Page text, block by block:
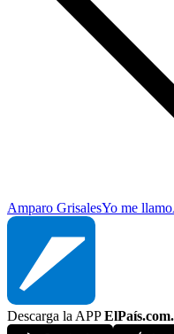
Amparo GrisalesYo me llamo
Descarga la APP